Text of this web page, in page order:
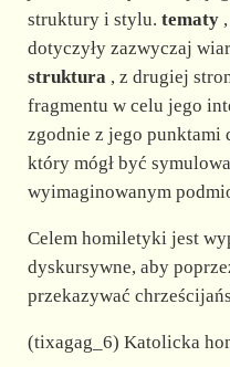
struktury i stylu. tematy,
dotyczyły zazwyczaj
struktura, z drugiej
fragmentu w celu jego
zgodnie z jego punktami
który mógł być
wyimaginowanym
Celem homiletyki jest
dyskursywne, aby
przekazywać
(tixagag_6) Katolicka